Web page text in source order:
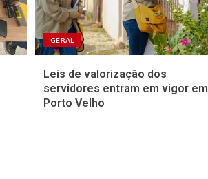
GERAL
Leis de valorização dos
servidores entram em vigor em
Porto Velho